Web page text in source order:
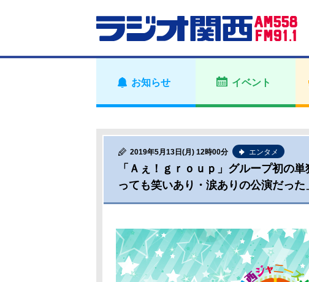
お知らせ イベント
2019年5月13日(月) 12時00分 エンタメ
「Ａぇ！ｇｒｏｕｐ」グループ初の
っても笑いあり・涙ありの公演だった